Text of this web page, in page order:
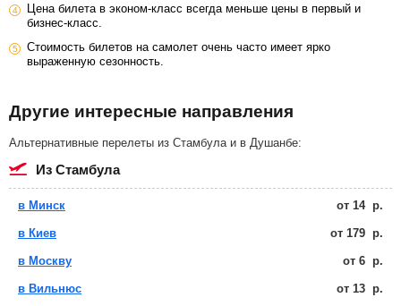
Цена билета в эконом-класс всегда меньше цены в первый и
бизнес-класс.
Стоимость билетов на самолет очень часто имеет ярко
выраженную сезонность.
Другие интересные направления
Альтернативные перелеты из Стамбула и в Душанбе:
из Стамбула
в Минск от 14 р.
в Киев от 179 р.
в Москву от 6 р.
в Вильнюс от 13 р.